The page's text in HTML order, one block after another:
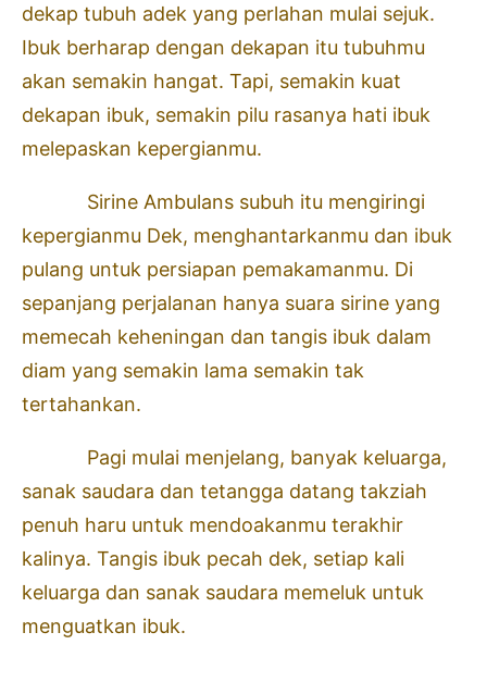
dekap tubuh adek yang perlahan mulai sejuk.
Ibuk berharap dengan dekapan itu tubuhmu
akan semakin hangat. Tapi, semakin kuat
dekapan ibuk, semakin pilu rasanya hati ibuk
melepaskan kepergianmu.
Sirine Ambulans subuh itu mengiringi
kepergianmu Dek, menghantarkanmu dan ibuk
pulang untuk persiapan pemakamanmu. Di
sepanjang perjalanan hanya suara sirine yang
memecah keheningan dan tangis ibuk dalam
diam yang semakin lama semakin tak
tertahankan.
Pagi mulai menjelang, banyak keluarga,
sanak saudara dan tetangga datang takziah
penuh haru untuk mendoakanmu terakhir
kalinya. Tangis ibuk pecah dek, setiap kali
keluarga dan sanak saudara memeluk untuk
menguatkan ibuk.